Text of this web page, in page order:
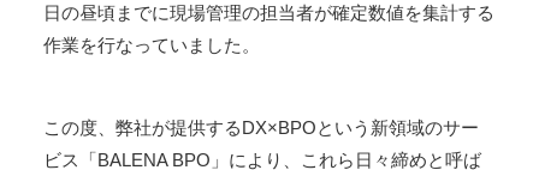
日の昼頃までに現場管理の担当者が確定数値を集計する
作業を行なっていました。
この度、弊社が提供するDX×BPOという新領域のサー
ビス「BALENA BPO」により、これら日々締めと呼ば